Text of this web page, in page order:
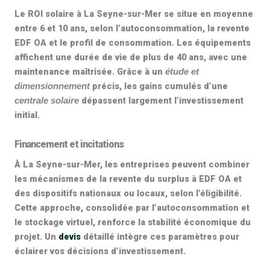
Le ROI solaire à La Seyne-sur-Mer se situe en moyenne
entre 6 et 10 ans, selon l’autoconsommation, la revente
EDF OA et le profil de consommation. Les équipements
affichent une durée de vie de plus de 40 ans, avec une
maintenance maîtrisée. Grâce à un étude et
dimensionnementprécis, les gains cumulés d’une
centrale solaire dépassent largement l’investissement
initial.
Financement et incitations
À La Seyne-sur-Mer, les entreprises peuvent combiner
les mécanismes de la revente du surplus à EDF OA et
des dispositifs nationaux ou locaux, selon l’éligibilité.
Cette approche, consolidée par l’autoconsommation et
le stockage virtuel, renforce la stabilité économique du
projet. Un devis détaillé intègre ces paramètres pour
éclairer vos décisions d’investissement.